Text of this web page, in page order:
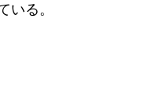
いる。